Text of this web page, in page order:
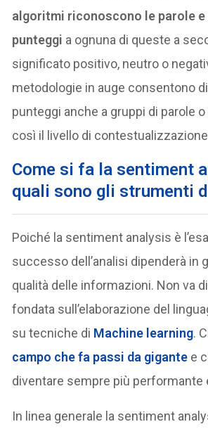
algoritmi riconoscono le parole e
punteggi a ognuna di queste a
significato positivo, neutro o
metodologie in auge consentono
punteggi anche a gruppi di parole
così il livello di
Come si fa la sentiment
quali sono gli strumenti
Poiché la sentiment analysis è
successo dell’analisi dipenderà in
qualità delle informazioni. Non va
fondata sull’elaborazione del
su tecniche di Machine learning.
campo che fa passi da gigante e
diventare sempre più performante
In linea generale la sentiment